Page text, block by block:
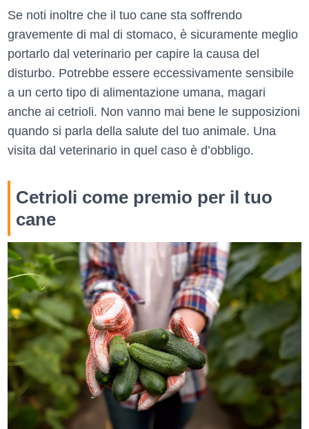
Se noti inoltre che il tuo cane sta soffrendo
gravemente di mal di stomaco, è sicuramente meglio
portarlo dal veterinario per capire la causa del
disturbo. Potrebbe essere eccessivamente sensibile
a un certo tipo di alimentazione umana, magari
anche ai cetrioli. Non vanno mai bene le supposizioni
quando si parla della salute del tuo animale. Una
visita dal veterinario in quel caso è d’obbligo.
Cetrioli come premio per il tuo
cane